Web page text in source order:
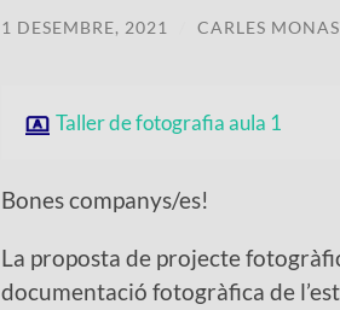
1 DESEMBRE, 2021 CARLES
Taller de fotografia aula 1
Bones companys/es!
La proposta de projecte
documentació fotogràfica de